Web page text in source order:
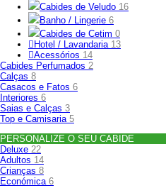
Cabides de Veludo 16
Banho / Lingerie 6
Cabides de Cetim 0
Hotel / Lavandaria 13
Acessórios 14
Cabides Perfumados 2
Calças 8
Casacos e Fatos 6
Interiores 6
Saias e Calças 3
Top e Camisaria 5
PERSONALIZE O SEU CABIDE
Deluxe 22
Adultos 14
Crianças 8
Económica 6